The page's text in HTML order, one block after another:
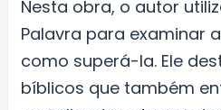
Nesta obra, o autor
Palavra para examinar
como superá-la. Ele
bíblicos que também